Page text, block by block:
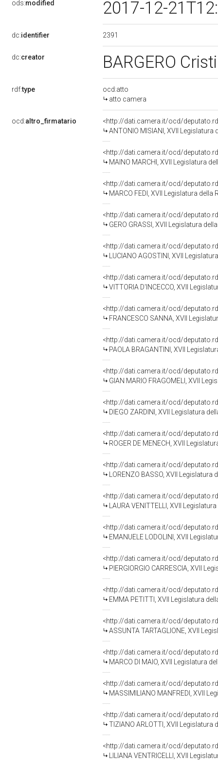
ods:modified 2017-12-
dc:identifier 2391
dc:creator BARGERO
rdf:type
ocd:atto
atto camera
ocd:altro_firmatario
<http://dati.camera.it/ocd/
ANTONIO MISIANI, XVII Legislatura
<http://dati.camera.it/ocd/
MAINO MARCHI, XVII Legislatura
<http://dati.camera.it/ocd/
MARCO FEDI, XVII Legislatura della
<http://dati.camera.it/ocd/
GERO GRASSI, XVII Legislatura
<http://dati.camera.it/ocd/
LUCIANO AGOSTINI, XVII
<http://dati.camera.it/ocd/
VITTORIA D'INCECCO, XVII
<http://dati.camera.it/ocd/
FRANCESCO SANNA, XVII
<http://dati.camera.it/ocd/
PAOLA BRAGANTINI, XVII
<http://dati.camera.it/ocd/
GIAN MARIO FRAGOMELI, XVII
<http://dati.camera.it/ocd/
DIEGO ZARDINI, XVII Legislatura
<http://dati.camera.it/ocd/
ROGER DE MENECH, XVII
<http://dati.camera.it/ocd/
LORENZO BASSO, XVII Legislatura
<http://dati.camera.it/ocd/
LAURA VENITTELLI, XVII
<http://dati.camera.it/ocd/
EMANUELE LODOLINI, XVII
<http://dati.camera.it/ocd/
PIERGIORGIO CARRESCIA, XVII
<http://dati.camera.it/ocd/
EMMA PETITTI, XVII Legislatura
<http://dati.camera.it/ocd/
ASSUNTA TARTAGLIONE, XVII
<http://dati.camera.it/ocd/
MARCO DI MAIO, XVII Legislatura
<http://dati.camera.it/ocd/
MASSIMILIANO MANFREDI, XVII
<http://dati.camera.it/ocd/
TIZIANO ARLOTTI, XVII Legislatura
<http://dati.camera.it/ocd/
LILIANA VENTRICELLI, XVII